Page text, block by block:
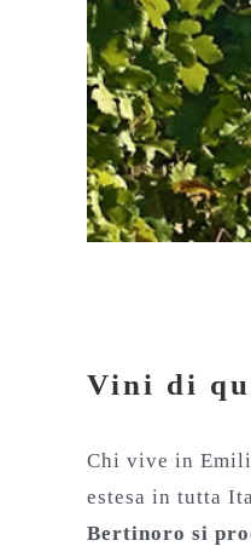
Vini di
Chi vive in
estesa in tutta
Bertinoro si